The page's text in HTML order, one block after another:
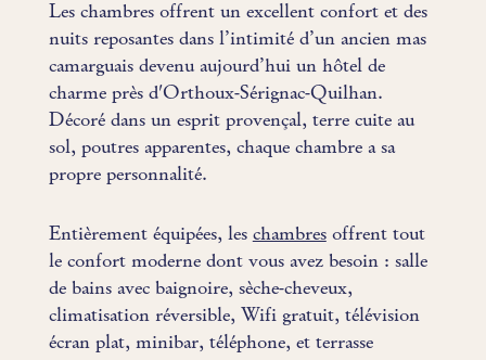
Les chambres offrent un excellent confort et des
nuits reposantes dans l’intimité d’un ancien mas
camarguais devenu aujourd’hui un hôtel de
charme près d'Orthoux-Sérignac-Quilhan.
Décoré dans un esprit provençal, terre cuite au
sol, poutres apparentes, chaque chambre a sa
propre personnalité.
Entièrement équipées, leschambresoffrent tout
le confort moderne dont vous avez besoin : salle
de bains avec baignoire, sèche-cheveux,
climatisation réversible, Wifi gratuit, télévision
écran plat, minibar, téléphone, et terrasse